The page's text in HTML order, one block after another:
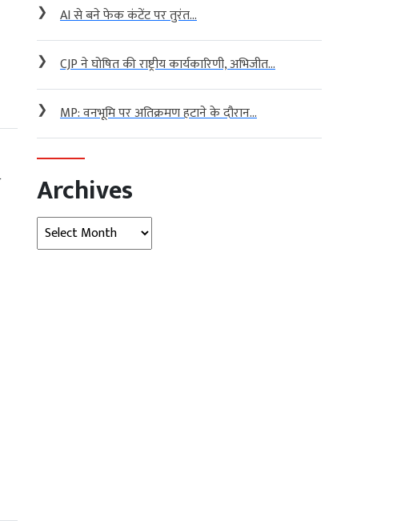
❯ AI से बने फेक कंटेंट पर तुरंत...
❯ CJP ने घोषित की राष्ट्रीय कार्यकारिणी, अभिजीत...
❯ MP: वनभूमि पर अतिक्रमण हटाने के दौरान...
Archives
Archives